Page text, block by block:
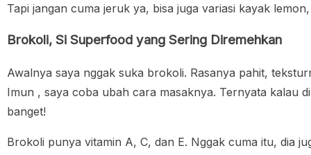
Tapi jangan cuma jeruk ya, bisa juga variasi kayak
Brokoli, Si Superfood yang Sering Diremehkan
Awalnya saya nggak suka brokoli. Rasanya pahit,
Imun , saya coba ubah cara masaknya. Ternyata kalau
banget!
Brokoli punya vitamin A, C, dan E. Nggak cuma itu, dia